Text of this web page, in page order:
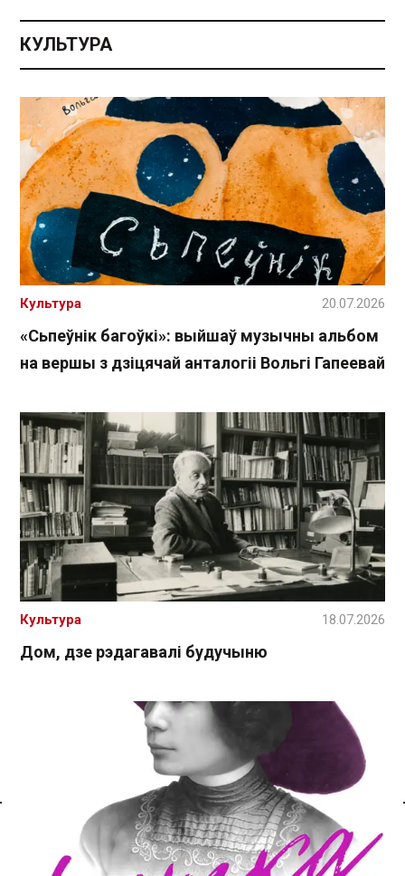
Спасылка без VPN
КУЛЬТУРА
«Сьпеўнік багоўкі»: выйшаў музычны альбом
на вершы з дзіцячай анталогіі Вольгі Гапеевай
Культура 20.07.2026
Дом, дзе рэдагавалі будучыню
Культура 18.07.2026